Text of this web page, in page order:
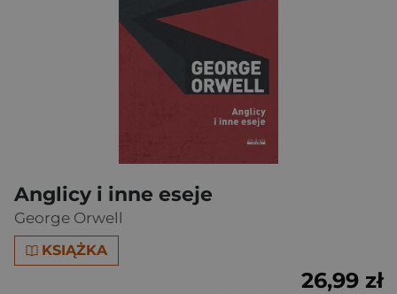
Anglicy i inne eseje
George Orwell
KSIĄŻKA
26,99 zł